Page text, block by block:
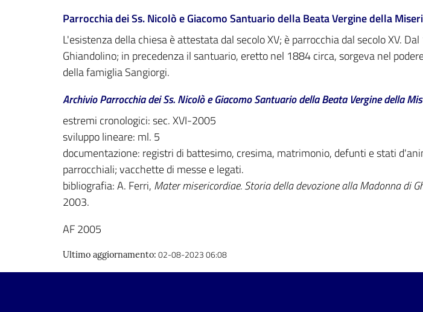
Parrocchia dei Ss. Nicolò e Giacomo Santuario della Beata Vergine della
L'esistenza della chiesa è attestata dal secolo XV; è parrocchia dal secolo XV.
Ghiandolino; in precedenza il santuario, eretto nel 1884 circa, sorgeva nel
della famiglia Sangiorgi.
Archivio Parrocchia dei Ss. Nicolò e Giacomo Santuario della Beata Vergine della
estremi cronologici: sec. XVI-2005
sviluppo lineare: ml. 5
documentazione: registri di battesimo, cresima, matrimonio, defunti e stati
parrocchiali; vacchette di messe e legati.
bibliografia: A. Ferri, Mater misericordiae. Storia della devozione alla Madonna di
2003.
AF 2005
Ultimo aggiornamento: 02-08-2023 06:08